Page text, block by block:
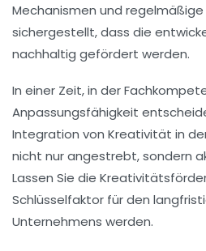
Mechanismen und regelmäßige
sichergestellt, dass die
nachhaltig gefördert werden.
In einer Zeit, in der
Anpassungsfähigkeit
Integration von Kreativität in
nicht nur angestrebt, sondern
Lassen Sie die
Schlüsselfaktor für den
Unternehmens werden.